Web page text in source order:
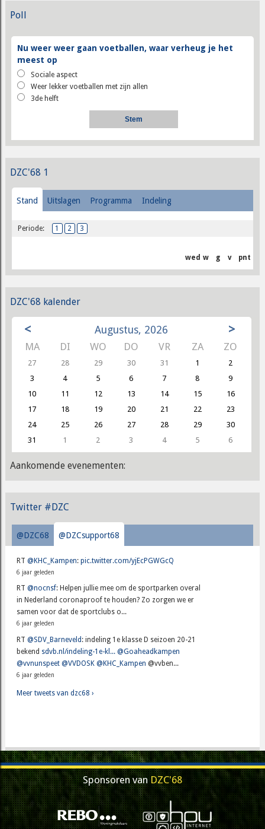
Poll
Nu weer weer gaan voetballen, waar verheug je het
meest op
Sociale aspect
Weer lekker voetballen met zijn allen
3de helft
DZC'68 1
Stand Uitslagen Programma Indeling
Periode: 1 2 3
wed w g v pnt
DZC'68 kalender
< Augustus, 2026 >
MA DI WO DO VR ZA ZO
27 28 29 30 31 1
2
3
4 5 6 7 8
9
10
11 12 13 14 15
16
17
18 19 20 21 22
23
24
25 26 27 28 29
30
31
1 2 3 4 5 6
Aankomende evenementen:
Twitter #DZC
@DZC68 @DZCsupport68
RT@KHC_Kampen:pic.twitter.com/yjEcPGWGcQ
6 jaar geleden
RT@nocnsf: Helpen jullie mee om de sportparken overal
in Nederland coronaproof te houden? Zo zorgen we er
samen voor dat de sportclubs o...
6 jaar geleden
RT@SDV_Barneveld : indeling 1e klasse D seizoen 20-21
bekend sdvb.nl/indeling-1e-kl... @Goaheadkampen
@vvnunspeet @VVDOSK @KHC_Kampen @vvben...
6 jaar geleden
Meer tweets van dzc68 ›
Sponsoren vanDZC'68